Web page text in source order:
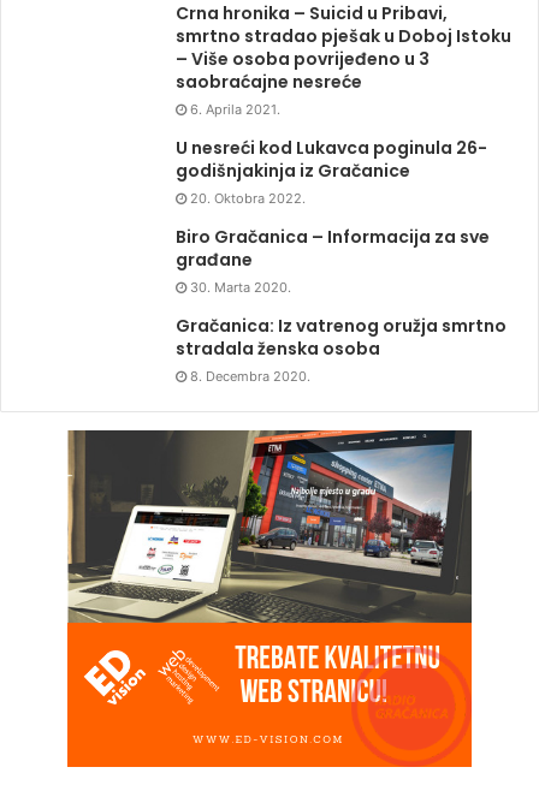
Crna hronika – Suicid u Pribavi,
smrtno stradao pješak u Doboj Istoku
– Više osoba povrijeđeno u 3
saobraćajne nesreće
6. Aprila 2021.
U nesreći kod Lukavca poginula 26-
godišnjakinja iz Gračanice
20. Oktobra 2022.
Biro Gračanica – Informacija za sve
građane
30. Marta 2020.
Gračanica: Iz vatrenog oružja smrtno
stradala ženska osoba
8. Decembra 2020.